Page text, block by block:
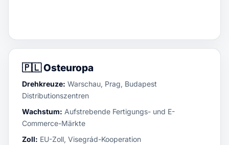
🇵🇱Osteuropa
Drehkreuze: Warschau, Prag, Budapest
Distributionszentren
Wachstum: Aufstrebende Fertigungs- und E-
Commerce-Märkte
Zoll: EU-Zoll, Visegrád-Kooperation